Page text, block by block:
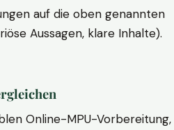
auf die oben genannten
Aussagen, klare Inhalte).
Online-MPU-Vorbereitung,